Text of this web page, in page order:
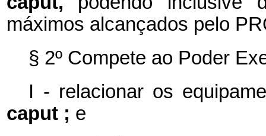
máximos alcançados pelo
§ 2º Compete ao Poder
I - relacionar os
caput ; e